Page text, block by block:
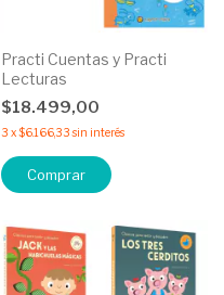
Practi Cuentas y Practi
Lecturas
$18.499,00
3 x$6.166,33 sin interés
Comprar